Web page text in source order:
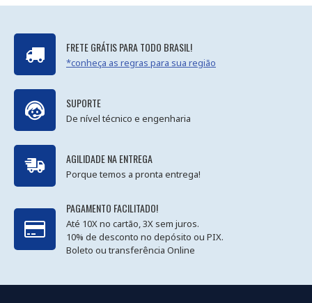
FRETE GRÁTIS PARA TODO BRASIL!
*conheça as regras para sua região
SUPORTE
De nível técnico e engenharia
AGILIDADE NA ENTREGA
Porque temos a pronta entrega!
PAGAMENTO FACILITADO!
Até 10X no cartão, 3X sem juros.
10% de desconto no depósito ou PIX.
Boleto ou transferência Online